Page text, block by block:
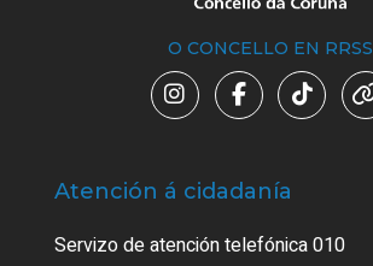
O CONCELLO EN RRSS
Atención á cidadanía
Servizo de atención telefónica 010